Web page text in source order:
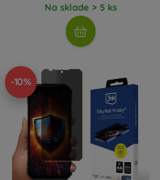
Na sklade > 5 ks
-10%